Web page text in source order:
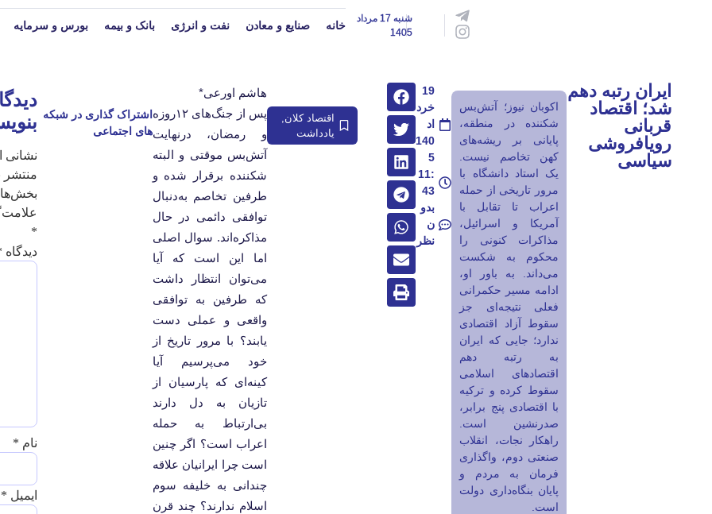
شنبه 17 مرداد
1405
خانه صنایع و معادن نفت و انرژی بانک و بیمه بورس و سرمایه
ایران رتبه دهم
شد؛ اقتصاد
قربانی
رویافروشی
سیاسی
اکوبان نیوز؛ آتش‌بس
شکننده در منطقه،
پایانی بر ریشه‌های
کهن تخاصم نیست.
یک استاد دانشگاه با
مرور تاریخی از حمله
اعراب تا تقابل با
آمریکا و اسرائیل،
مذاکرات کنونی را
محکوم به شکست
می‌داند. به باور او،
ادامه مسیر حکمرانی
فعلی نتیجه‌ای جز
سقوط آزاد اقتصادی
ندارد؛ جایی که ایران
به رتبه دهم
اقتصادهای اسلامی
سقوط کرده و ترکیه
با اقتصادی پنج برابر،
صدرنشین است.
راهکار نجات، انقلاب
صنعتی دوم، واگذاری
فرمان به مردم و
پایان بنگاه‌داری دولت
است.
19
خرد
اد
140
5
11:
43
بدو
ن
نظر
اقتصاد کلان,
یادداشت
هاشم اورعی*
پس از جنگ‌های ۱۲روزه
و رمضان، درنهایت
آتش‌بس موقتی و البته
شکننده برقرار شده و
طرفین تخاصم به‌دنبال
توافقی دائمی در حال
مذاکره‌اند. سوال اصلی
اما این است که آیا
می‌توان انتظار داشت
که طرفین به توافقی
واقعی و عملی دست
یابند؟ با مرور تاریخ از
خود می‌پرسیم آیا
کینه‌ای که پارسیان از
تازیان به دل دارند
بی‌ارتباط به حمله
اعراب است؟ اگر چنین
است چرا ایرانیان علاقه
چندانی به خلیفه سوم
اسلام ندارند؟ چند قرن
نشانی
منتشر
*
دیدگاه
نام *
ایمیل *